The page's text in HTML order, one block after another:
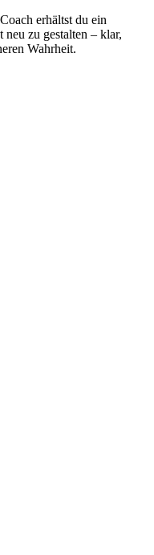
erhältst du ein
zu gestalten – klar,
Wahrheit.